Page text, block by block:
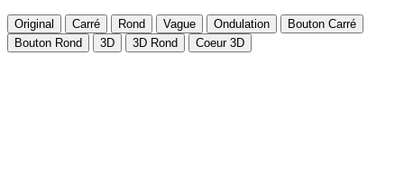
Original Carré Rond Vague Ondulation
Bouton Carré
Bouton Rond
3D 3D Rond Coeur 3D